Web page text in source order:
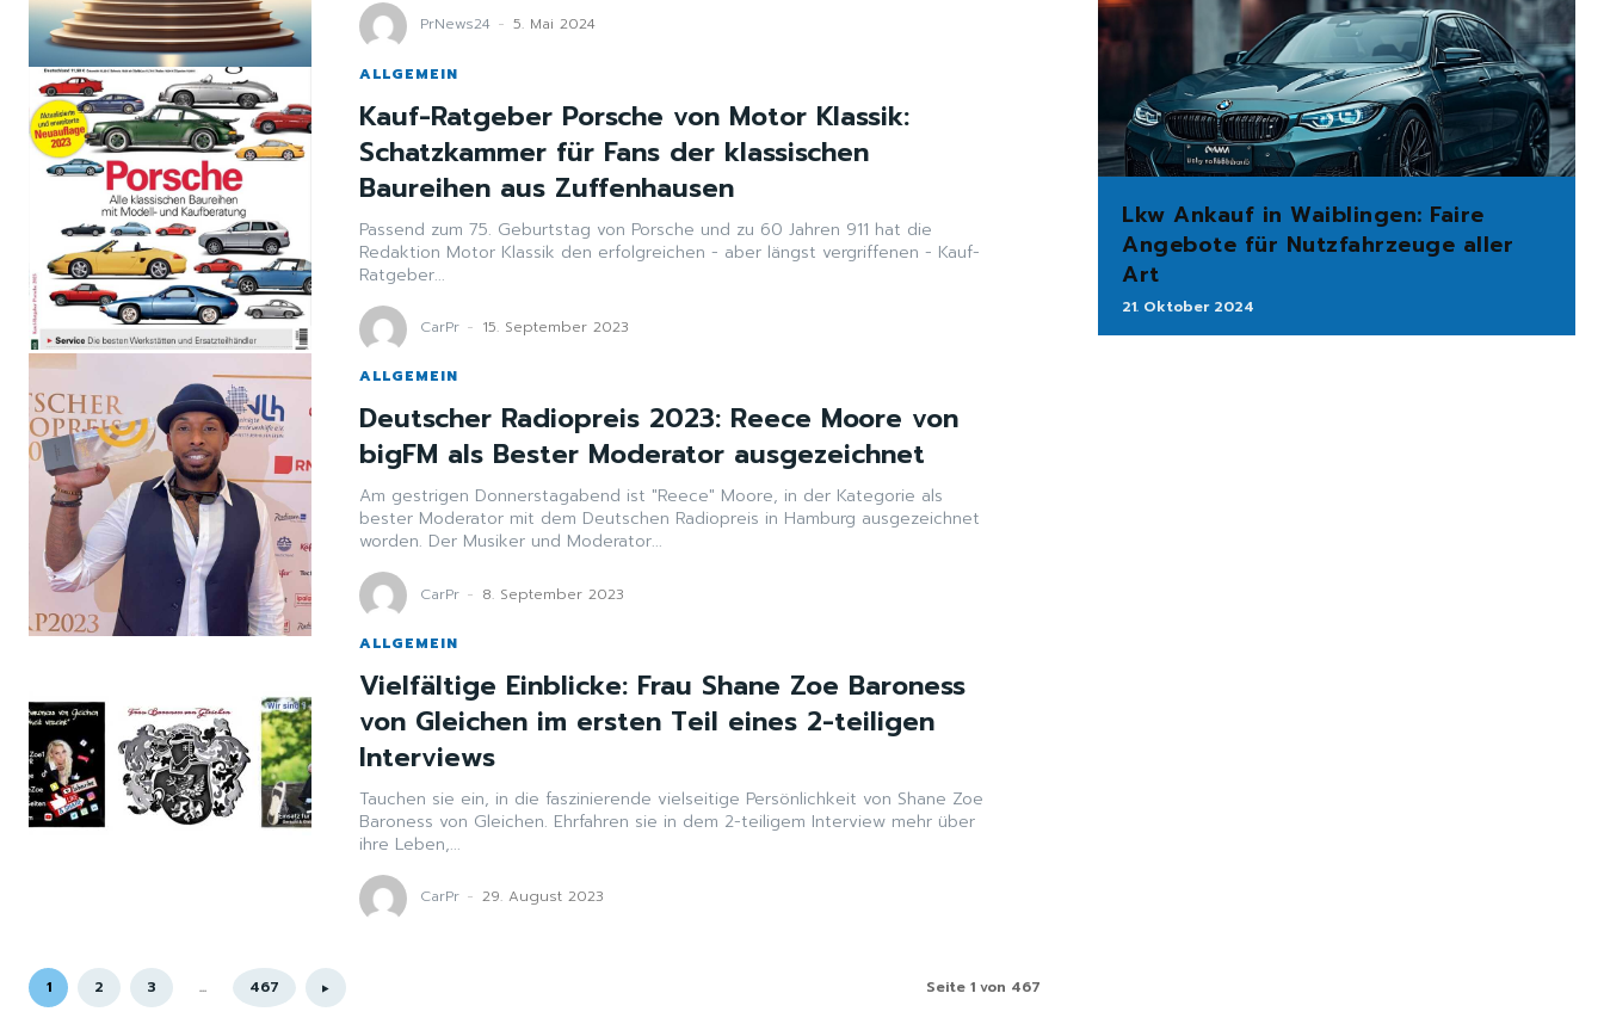
PrNews24 - 5. Mai 2024
ALLGEMEIN
Kauf-Ratgeber Porsche von Motor Klassik:
Schatzkammer für Fans der klassischen
Baureihen aus Zuffenhausen
Passend zum 75. Geburtstag von Porsche und zu 60 Jahren 911 hat die
Redaktion Motor Klassik den erfolgreichen - aber längst vergriffenen - Kauf-
Ratgeber...
CarPr - 15. September 2023
ALLGEMEIN
Deutscher Radiopreis 2023: Reece Moore von
bigFM als Bester Moderator ausgezeichnet
Am gestrigen Donnerstagabend ist "Reece" Moore, in der Kategorie als
bester Moderator mit dem Deutschen Radiopreis in Hamburg ausgezeichnet
worden. Der Musiker und Moderator...
CarPr - 8. September 2023
ALLGEMEIN
Vielfältige Einblicke: Frau Shane Zoe Baroness
von Gleichen im ersten Teil eines 2-teiligen
Interviews
Tauchen sie ein, in die faszinierende vielseitige Persönlichkeit von Shane Zoe
Baroness von Gleichen. Ehrfahren sie in dem 2-teiligem Interview mehr über
ihre Leben,...
CarPr - 29. August 2023
1 2 3 ... 467 Seite 1 von 467
Lkw Ankauf in Waiblingen: Faire
Angebote für Nutzfahrzeuge aller
Art
21. Oktober 2024